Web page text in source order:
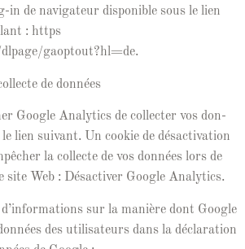
in de nav­i­ga­teur disponible sous le lien
: https
gaoptout?hl=de.
de données
Google Ana­lyt­ics de col­lecter vos don­
lien suiv­ant. Un cook­ie de dés­ac­ti­va­tion
la col­lecte de vos don­nées lors de
site Web : Dés­ac­tiv­er Google Analytics.
sur la manière dont Google
des util­isa­teurs dans la déc­la­ra­tion